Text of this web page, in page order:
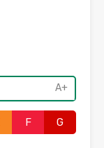
A+
F G